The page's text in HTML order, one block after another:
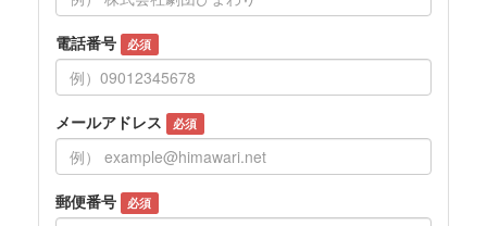
電話番号 必須
メールアドレス 必須
郵便番号 必須